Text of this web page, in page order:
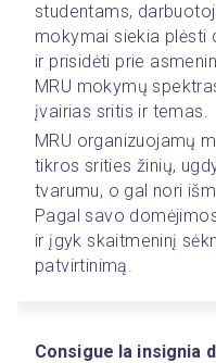
studentams,
mokymai siekia plėsti
ir prisidėti prie
MRU mokymų
įvairias sritis ir temas.
MRU organizuojamų
tikros srities žinių,
tvarumu, o gal nori
Pagal savo
ir įgyk skaitmeninį
patvirtinimą.
Consigue la insignia